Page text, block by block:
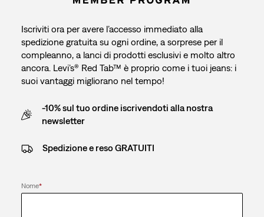
Iscriviti ora per avere l’accesso immediato alla
spedizione gratuita su ogni ordine, a sorprese per il
compleanno, a lanci di prodotti esclusivi e molto altro
ancora. Levi’s® Red Tab™ è proprio come i tuoi jeans: i
suoi vantaggi migliorano nel tempo!
-10% sul tuo ordine iscrivendoti alla nostra
newsletter
Spedizione e reso GRATUITI
Nome*